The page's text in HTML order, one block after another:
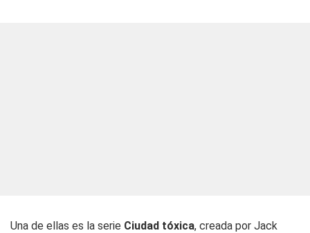
Una de ellas es la serie Ciudad tóxica, creada por Jack